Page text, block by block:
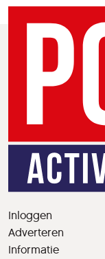
Inloggen
Adverteren
Informatie